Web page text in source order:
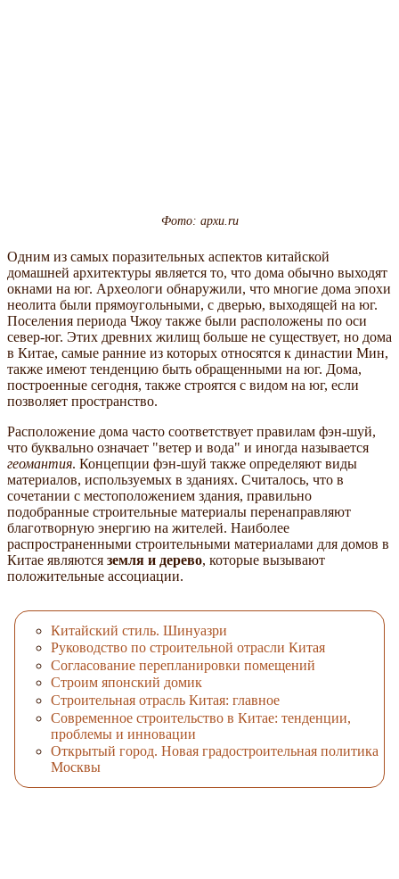
Фото: apxu.ru
Одним из самых поразительных аспектов китайской
домашней архитектуры является то, что дома обычно выходят
окнами на юг. Археологи обнаружили, что многие дома эпохи
неолита были прямоугольными, с дверью, выходящей на юг.
Поселения периода Чжоу также были расположены по оси
север-юг. Этих древних жилищ больше не существует, но дома
в Китае, самые ранние из которых относятся к династии Мин,
также имеют тенденцию быть обращенными на юг. Дома,
построенные сегодня, также строятся с видом на юг, если
позволяет пространство.
Расположение дома часто соответствует правилам фэн-шуй,
что буквально означает "ветер и вода" и иногда называется
геомантия. Концепции фэн-шуй также определяют виды
материалов, используемых в зданиях. Считалось, что в
сочетании с местоположением здания, правильно
подобранные строительные материалы перенаправляют
благотворную энергию на жителей. Наиболее
распространенными строительными материалами для домов в
Китае являются земля и дерево, которые вызывают
положительные ассоциации.
Китайский стиль. Шинуазри
Руководство по строительной отрасли Китая
Согласование перепланировки помещений
Строим японский домик
Строительная отрасль Китая: главное
Современное строительство в Китае: тенденции,
проблемы и инновации
Открытый город. Новая градостроительная политика
Москвы